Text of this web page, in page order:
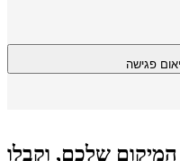
פגישה
שלכם, וקבלו